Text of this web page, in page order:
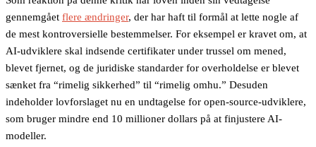
gennemgået flere ændringer, der har haft til formål at lette nogle af
de mest kontroversielle bestemmelser. For eksempel er kravet om, at
AI-udviklere skal indsende certifikater under trussel om mened,
blevet fjernet, og de juridiske standarder for overholdelse er blevet
sænket fra “rimelig sikkerhed” til “rimelig omhu.” Desuden
indeholder lovforslaget nu en undtagelse for open-source-udviklere,
som bruger mindre end 10 millioner dollars på at finjustere AI-
modeller.